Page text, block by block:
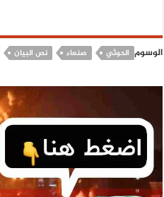
الوسوم الحوثي صنعاء نص البيان